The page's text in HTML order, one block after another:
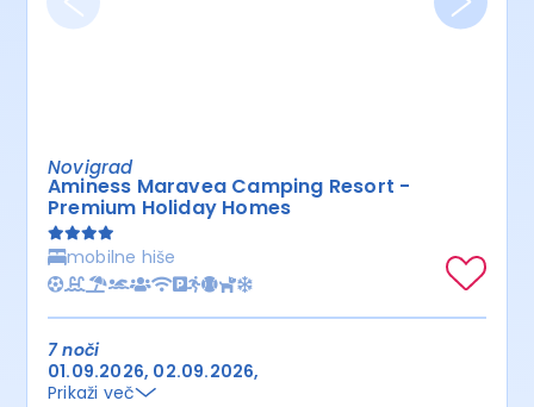
Novigrad
Aminess Maravea Camping Resort -
Premium Holiday Homes
mobilne hiše
7 noči
01.09.2026 02.09.2026
Prikaži več